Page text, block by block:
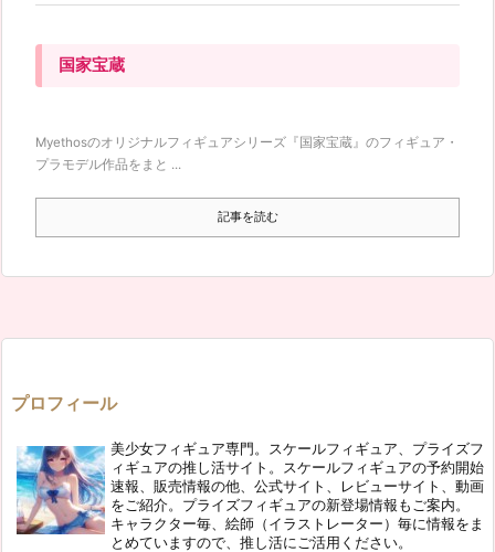
国家宝蔵
Myethosのオリジナルフィギュアシリーズ『国家宝蔵』のフィギュア・
プラモデル作品をまと ...
記事を読む
プロフィール
美少女フィギュア専門。スケールフィギュア、プライズフ
ィギュアの推し活サイト。スケールフィギュアの予約開始
速報、販売情報の他、公式サイト、レビューサイト、動画
をご紹介。プライズフィギュアの新登場情報もご案内。
キャラクター毎、絵師（イラストレーター）毎に情報をま
とめていますので、推し活にご活用ください。